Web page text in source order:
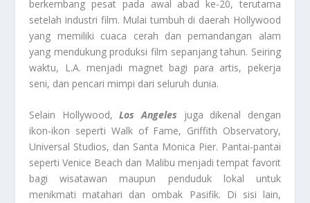
berkembang pesat pada awal abad ke-20, terutama
setelah industri film. Mulai tumbuh di daerah Hollywood
yang memiliki cuaca cerah dan pemandangan alam
yang mendukung produksi film sepanjang tahun. Seiring
waktu, L.A. menjadi magnet bagi para artis, pekerja
seni, dan pencari mimpi dari seluruh dunia.
Selain Hollywood,Los Angeles juga dikenal dengan
ikon-ikon seperti Walk of Fame, Griffith Observatory,
Universal Studios, dan Santa Monica Pier. Pantai-pantai
seperti Venice Beach dan Malibu menjadi tempat favorit
bagi wisatawan maupun penduduk lokal untuk
menikmati matahari dan ombak Pasifik. Di sisi lain,